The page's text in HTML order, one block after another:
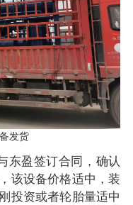
发货
东盈签订合同，确认
该设备价格适中，装
投资或者轮胎量适中